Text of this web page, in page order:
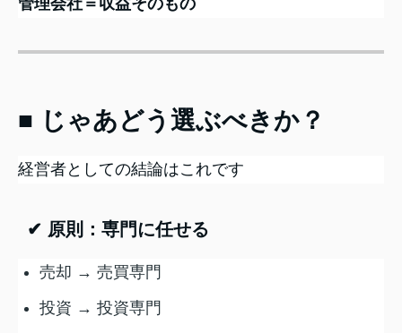
■ じゃあどう選ぶべきか？
経営者としての結論はこれです
✔ 原則：専門に任せる
売却 → 売買専門
投資 → 投資専門